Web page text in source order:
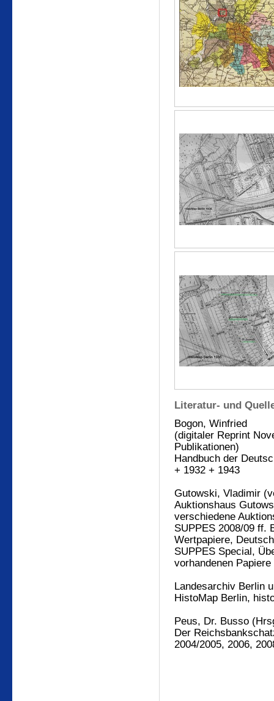
Literatur- und
Bogon, Winfried
(digitaler Reprint
Publikationen)
Handbuch der
+ 1932 + 1943
Gutowski, Vladimir
Auktionshaus
verschiedene
SUPPES 2008/09 ff.
Wertpapiere,
SUPPES Special,
vorhandenen Papiere
Landesarchiv Berlin
HistoMap Berlin,
Peus, Dr. Busso
Der
2004/2005, 2006,